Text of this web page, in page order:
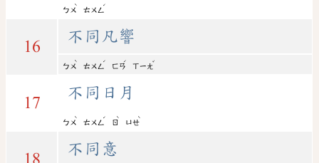
ㄅㄨ
ˋ
ㄊㄨㄥ
ˊ
16
不同凡響
ㄅㄨ
ˋ
ㄊㄨㄥ
ˊ
ㄈㄢ
ˊ
ㄒㄧㄤ
ˇ
17
不同日月
ㄅㄨ
ˋ
ㄊㄨㄥ
ˊ
ㄖ
ˋ
ㄩㄝ
ˋ
18
不同意